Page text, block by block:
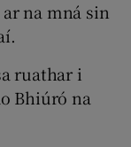
na mná sin
ruathar i
Bhiúró na